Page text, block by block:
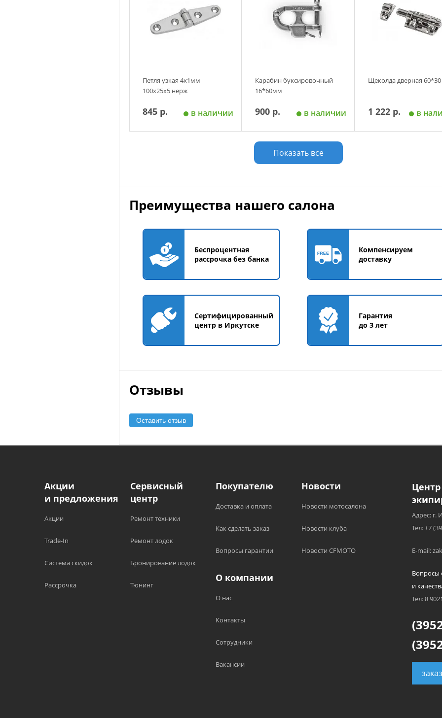
Петля узкая 4х1мм
100х25х5 нерж
845 р. в наличии
Карабин буксировочный
16*60мм
900 р. в наличии
Добавить в корзину
Щеколда дверная
1 222 р. в
Показать все
Преимущества нашего салона
Беспроцентная
рассрочка без банка
Компенсируем
доставку
Сертифицированный
центр в Иркутске
Гарантия
до 3 лет
Отзывы
Оставить отзыв
Акции
и предложения
Акции
Trade-In
Система скидок
Рассрочка
Сервисный
центр
Ремонт техники
Ремонт лодок
Бронирование лодок
Тюнинг
Покупателю
Доставка и оплата
Как сделать заказ
Вопросы гарантии
Новости
Новости мотосалона
Новости клуба
Новости CFMOTO
О компании
О нас
Контакты
Сотрудники
Вакансии
Адрес: г.
Тел: +7
E-mail:
Вопросы
и
Тел: 8